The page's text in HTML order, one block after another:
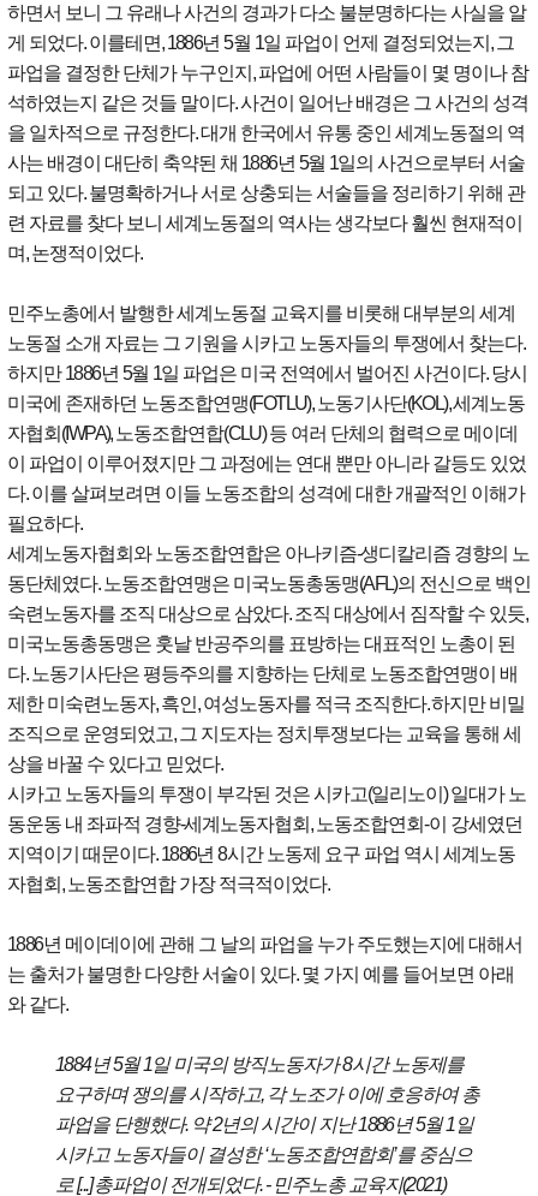
하면서 보니 그 유래나 사건의 경과가 다소 불분명하다는 사실을 알
게 되었다.이를테면, 1886년5월 1일 파업이 언제 결정되었는지 , 그
파업을 결정한 단체가 누구인지 ,파업에 어떤 사람들이 몇 명이나 참
석하였는지 같은 것들 말이다.사건이 일어난 배경은 그 사건의 성격
을 일차적으로 규정한다.대개 한국에서 유통 중인 세계노동절의 역
사는 배경이 대단히 축약된 채 1886년 5월 1일의 사건으로부터 서술
되고 있다.불명확하거나 서로 상충되는 서술들을 정리하기 위해 관
련 자료를 찾다 보니 세계노동절의 역사는 생각보다 훨씬 현재적이
며,논쟁적이었다.
민주노총에서 발행한 세계노동절 교육지를 비롯해 대부분의 세계
노동절 소개 자료는 그 기원을 시카고 노동자들의 투쟁에서 찾는다.
하지만1886년 5월 1일 파업은 미국 전역에서 벌어진 사건이다.당시
미국에 존재하던 노동조합연맹(FOTLU), 노동기사단(KOL),세계노동
자협회 (IWPA), 노동조합연합(CLU)등 여러 단체의 협력으로 메이데
이 파업이 이루어졌지만 그 과정에는 연대 뿐만 아니라 갈등도 있었
다.이를 살펴보려면 이들 노동조합의 성격에 대한 개괄적인 이해가
필요하다.
세계노동자협회와 노동조합연합은 아나키즘-생디칼리즘 경향의 노
동단체였다. 노동조합연맹은 미국노동총동맹(AFL)의 전신으로 백인
숙련노동자를 조직 대상으로 삼았다.조직 대상에서 짐작할 수 있듯,
미국노동총동맹은 훗날 반공주의를 표방하는 대표적인 노총이 된
다. 노동기사단은 평등주의를 지향하는 단체로 노동조합연맹이 배
제한 미숙련노동자,흑인,여성노동자를 적극 조직한다.하지만 비밀
조직으로 운영되었고, 그 지도자는 정치투쟁보다는 교육을 통해 세
상을 바꿀 수 있다고 믿었다.
시카고 노동자들의 투쟁이 부각된 것은 시카고(일리노이)일대가 노
동운동 내 좌파적 경향-세계노동자협회 , 노동조합연회-이 강세였던
지역이기 때문이다. 1886년8시간 노동제 요구 파업 역시 세계노동
자협회 , 노동조합연합 가장 적극적이었다.
1886년 메이데이에 관해 그 날의 파업을 누가 주도했는지에 대해서
는 출처가 불명한 다양한 서술이 있다.몇 가지 예를 들어보면 아래
와 같다.
1884년5월1일 미국의 방직노동자가8시간 노동제를
요구하며 쟁의를 시작하고, 각 노조가 이에 호응하여 총
파업을 단행했다. 약2년의 시간이 지난1886년5월1일
시카고 노동자들이 결성한‘노동조합연합회’를 중심으
로[...]총파업이 전개되었다. - 민주노총 교육지(2021)